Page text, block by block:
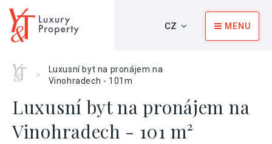
CZ MENU
Home
>
Luxusní byt na pronájem na
Vinohradech - 101m
Luxusní byt na pronájem na
Vinohradech - 101 m²